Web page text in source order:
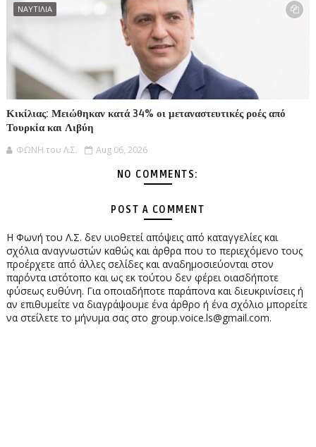
ΝΑΥΤΙΛΙΑ
Κικίλιας: Μειώθηκαν κατά 34% οι μεταναστευτικές ροές από
Τουρκία και Λιβύη
ΦΩΝΗ του Λ.Σ. Aug 06, 2026
NO COMMENTS:
POST A COMMENT
Η Φωνή του Λ.Σ. δεν υιοθετεί απόψεις από καταγγελίες και
σχόλια αναγνωστών καθώς και άρθρα που το περιεχόμενο τους
προέρχετε από άλλες σελίδες και αναδημοσιεύονται στον
παρόντα ιστότοπο και ως εκ τούτου δεν φέρει οιασδήποτε
φύσεως ευθύνη. Για οποιαδήποτε παράπονα και διευκρινίσεις ή
αν επιθυμείτε να διαγράψουμε ένα άρθρο ή ένα σχόλιο μπορείτε
να στείλετε το μήνυμα σας στο group.voice.ls@gmail.com.